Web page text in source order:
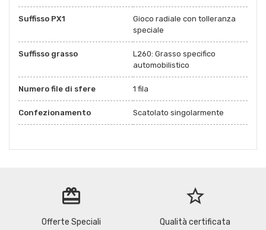
Suffisso PX1
Gioco radiale con tolleranza
speciale
Suffisso grasso
L260: Grasso specifico
automobilistico
Numero file di sfere 1 fila
Confezionamento Scatolato singolarmente
redeem
Offerte Speciali
star_border
Qualità certificata